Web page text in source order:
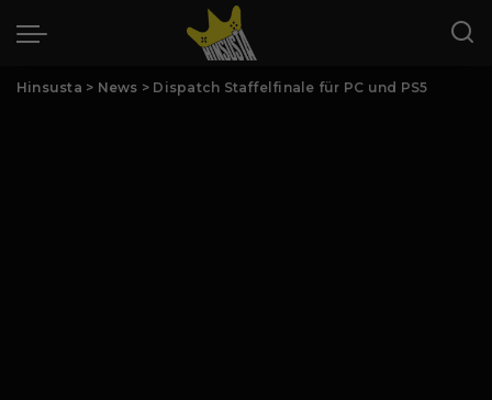
Hinsusta > News > Dispatch Staffelfinale für PC und PS5